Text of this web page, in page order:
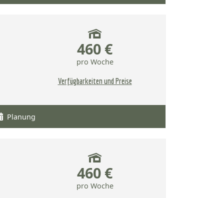
460 €
pro Woche
Verfügbarkeiten und Preise
Planung
460 €
pro Woche